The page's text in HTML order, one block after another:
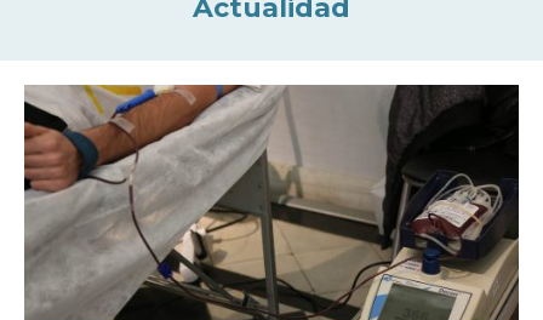
Actualidad